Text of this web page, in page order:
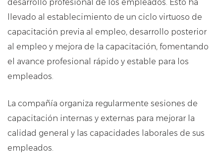
desarrollo profesional de los empleados. Esto ha
llevado al establecimiento de un ciclo virtuoso de
capacitación previa al empleo, desarrollo posterior
al empleo y mejora de la capacitación, fomentando
el avance profesional rápido y estable para los
empleados.
La compañía organiza regularmente sesiones de
capacitación internas y externas para mejorar la
calidad general y las capacidades laborales de sus
empleados.